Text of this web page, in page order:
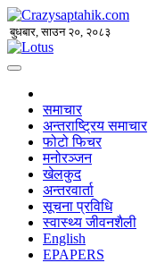
बुधबार, साउन २०, २०८३
समाचार
अन्तराष्ट्रिय समाचार
फोटो फिचर
मनोरञ्जन
खेलकुद
अन्तरवार्ता
सूचना प्रविधि
स्वास्थ्य जीवनशैली
English
EPAPERS